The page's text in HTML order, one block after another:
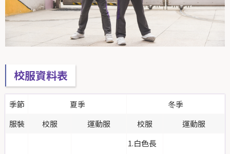
校服資料表
季節 夏季
冬季
服裝
校服 運動服 校服 運動服
1.白色長